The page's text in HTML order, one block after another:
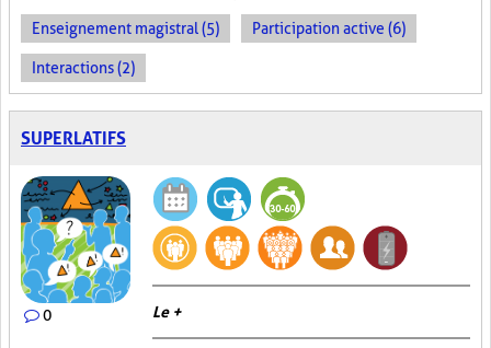
Enseignement magistral (5) Participation active (6)
Interactions (2)
SUPERLATIFS
0 Le +